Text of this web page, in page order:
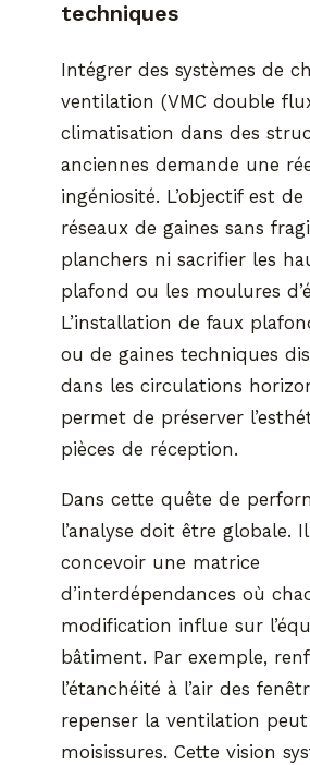
techniques
Intégrer des systèmes de
ventilation (VMC double
climatisation dans des
anciennes demande une
ingéniosité. L’objectif est de
réseaux de gaines sans
planchers ni sacrifier les
plafond ou les moulures
L’installation de faux
ou de gaines techniques
dans les circulations
permet de préserver
pièces de réception.
Dans cette quête de
l’analyse doit être globale.
concevoir une matrice
d’interdépendances où
modification influe sur
bâtiment. Par exemple,
l’étanchéité à l’air des
repenser la ventilation
moisissures. Cette vision